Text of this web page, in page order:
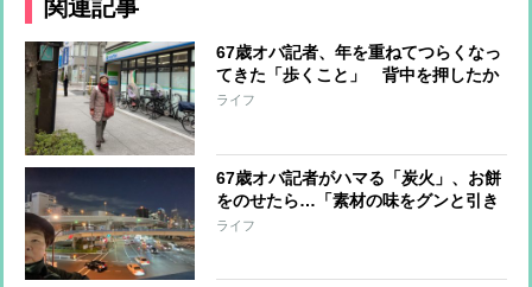
関連記事
67歳オバ記者、年を重ねてつらくなっ
てきた「歩くこと」 背中を押したか
かりつけ医のひと言「息が切れたら休
ライフ
67歳オバ記者がハマる「炭火」、お餅
をのせたら…「素材の味をグンと引き
立たせるんだわ」。
ライフ